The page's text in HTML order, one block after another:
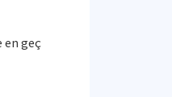
en geç